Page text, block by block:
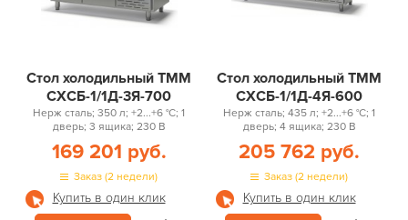
Стол холодильный ТММ
СХСБ-1/1Д-3Я-700
Нерж сталь; 350 л; +2...+6 °С; 1
дверь; 3 ящика; 230 В
169 201 руб.
Заказ (2 недели)
Купить в один клик
Стол холодильный ТММ
СХСБ-1/1Д-4Я-600
Нерж сталь; 435 л; +2...+6 °С; 1
дверь; 4 ящика; 230 В
205 762 руб.
Заказ (2 недели)
Купить в один клик